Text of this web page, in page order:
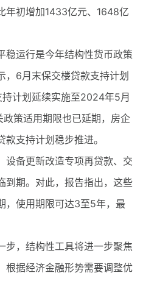
年初增加1433亿元、1648亿
运行是今年结构性货币政策
，6月末保交楼贷款支持计划
计划延续实施至2024年5月
政策适用期限也已延期，房企
支持计划稳步推进。
备更新改造专项再贷款、交
到期。对此，报告指出，这些
，使用期限可达3至5年，最
，结构性工具将进一步聚焦
根据经济金融形势需要调整优